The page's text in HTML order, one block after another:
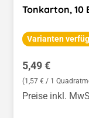
Tonkarton, 10
Varianten
Regulärer Preis:
5,49 €
(1,57 € / 1
Preise inkl.